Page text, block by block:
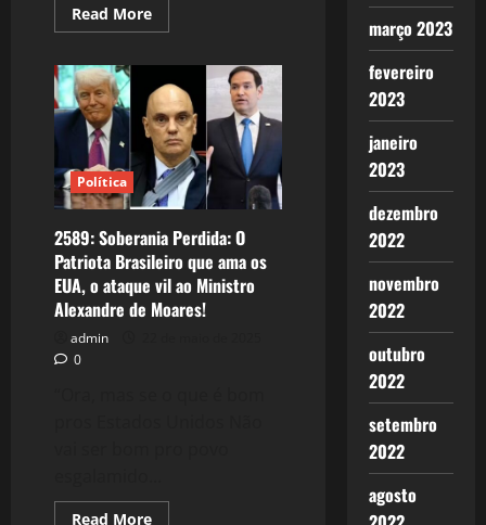
Read MoreRead
more
Realidade
Objetiva:
Pensamento,
Ação
e
Transformação
do
Mundo!
Política
2589: Soberania Perdida: O
Patriota Brasileiro que ama os
EUA, o ataque vil ao Ministro
Alexandre de Moares!
admin
0
Read MoreRead
março 2023
fevereiro
2023
janeiro
2023
dezembro
2022
novembro
2022
outubro
2022
setembro
2022
agosto